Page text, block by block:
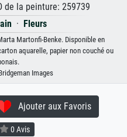
la peinture: 259739
· Fleurs
Martonfi-Benke. Disponible en
aquarelle, papier non couché ou
Images
Ajouter aux Favoris
0 Avis